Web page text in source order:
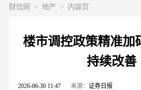
财信网 > 地产> 内容页
楼市调控政策精准加
持续改善
2026-06-30 11:47 来源： 证券日报